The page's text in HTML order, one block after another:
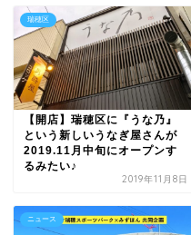
瑞穂区
【開店】瑞穂区に『うな乃』
という新しいうなぎ屋さんが
2019.11月中旬にオープンす
るみたい♪
2019年11月8日
ニュース